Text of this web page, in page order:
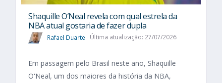
Shaquille O’Neal revela com qual estrela da
NBA atual gostaria de fazer dupla
Rafael Duarte Última atualização: 27/07/2026
Em passagem pelo Brasil neste ano, Shaquille
O'Neal, um dos maiores da história da NBA,